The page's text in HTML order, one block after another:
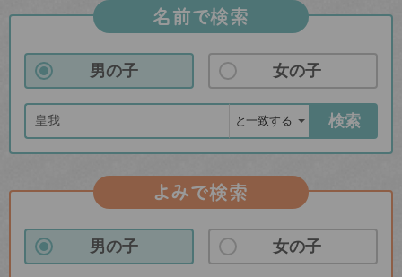
名前で検索
男の子 女の子
検索
よみで検索
男の子 女の子